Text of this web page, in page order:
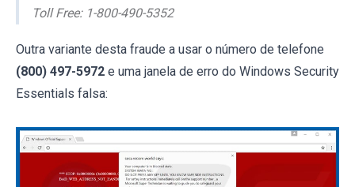
Toll Free: 1-800-490-5352
Outra variante desta fraude a usar o número de telefone
(800) 497-5972 e uma janela de erro do Windows Security
Essentials falsa: